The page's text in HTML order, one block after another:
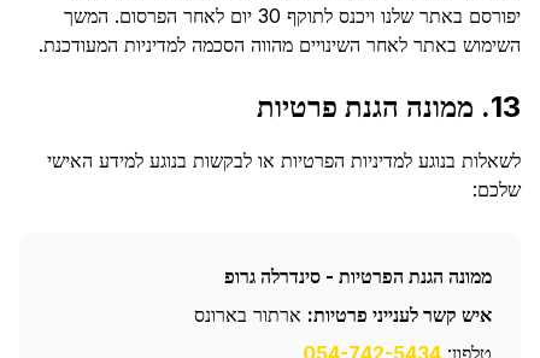
יפורסם באתר שלנו ויכנס לתוקף 30 יום לאחר הפרסום. המשך
השימוש באתר לאחר השינויים מהווה הסכמה למדיניות המעודכנת.
13. ממונה הגנת פרטיות
לשאלות בנוגע למדיניות הפרטיות או לבקשות בנוגע למידע האישי
שלכם:
ממונה הגנת הפרטיות - סינדרלה גרופ
איש קשר לענייני פרטיות: ארתור בארונס
טלפון: 054-742-5434